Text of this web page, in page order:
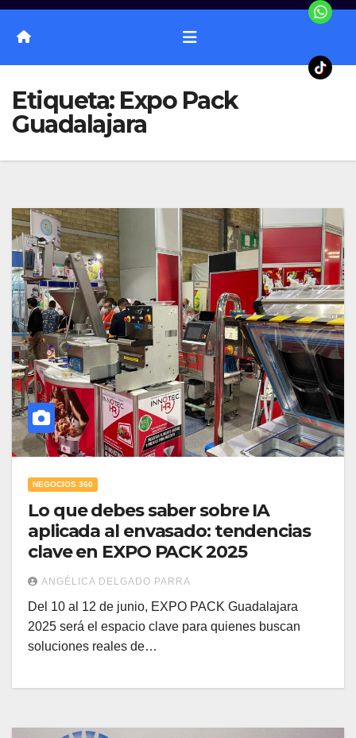
Etiqueta: Expo Pack
Guadalajara
NEGOCIOS 360
Lo que debes saber sobre IA
aplicada al envasado: tendencias
clave en EXPO PACK 2025
ANGÉLICA DELGADO PARRA
Del 10 al 12 de junio, EXPO PACK Guadalajara
2025 será el espacio clave para quienes buscan
soluciones reales de…